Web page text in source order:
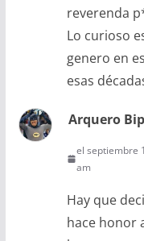
reverenda
Lo curioso
genero en
esas
Arquero
el septiembre
am
Hay que
hace honor